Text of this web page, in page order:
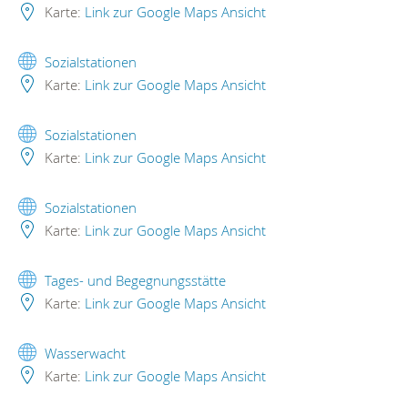
Karte: Link zur Google Maps Ansicht
Sozialstationen
Karte: Link zur Google Maps Ansicht
Sozialstationen
Karte: Link zur Google Maps Ansicht
Sozialstationen
Karte: Link zur Google Maps Ansicht
Tages- und Begegnungsstätte
Karte: Link zur Google Maps Ansicht
Wasserwacht
Karte: Link zur Google Maps Ansicht